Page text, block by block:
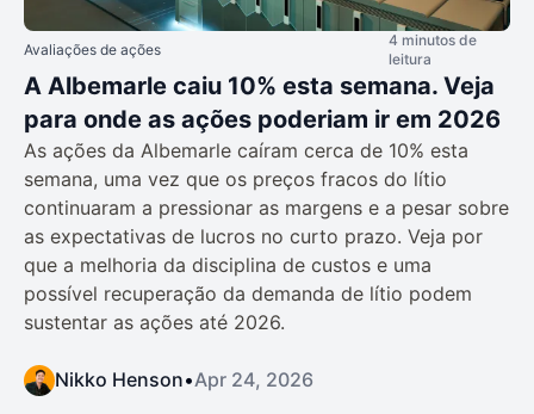
Avaliações de ações
4 minutos de
leitura
A Albemarle caiu 10% esta semana. Veja
para onde as ações poderiam ir em 2026
As ações da Albemarle caíram cerca de 10% esta
semana, uma vez que os preços fracos do lítio
continuaram a pressionar as margens e a pesar sobre
as expectativas de lucros no curto prazo. Veja por
que a melhoria da disciplina de custos e uma
possível recuperação da demanda de lítio podem
sustentar as ações até 2026.
Nikko Henson•Apr 24, 2026